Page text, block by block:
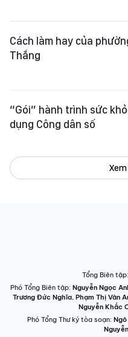
Cách làm hay của
Thắng
“Gói” hành trình sức
dụng Công dân số
Tổng Biên tập:
Phó Tổng Biên tập: Nguyễn Ngọc
Trương Đức Nghĩa, Phạm Thị Vân
Nguyễn Khắc
Phó Tổng Thư ký tòa soạn: Ngô